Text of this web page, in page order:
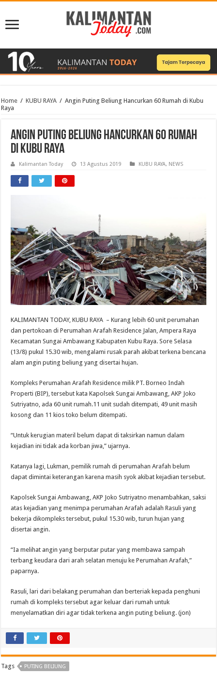
Home / KUBU RAYA / Angin Puting Beliung Hancurkan 60 Rumah di Kubu
Raya
Angin Puting Beliung Hancurkan 60 Rumah
di Kubu Raya
Kalimantan Today 13 Agustus 2019 KUBU RAYA, NEWS
KALIMANTAN TODAY, KUBU RAYA – Kurang lebih 60 unit perumahan
dan pertokoan di Perumahan Arafah Residence Jalan, Ampera Raya
Kecamatan Sungai Ambawang Kabupaten Kubu Raya. Sore Selasa
(13/8) pukul 15.30 wib, mengalami rusak parah akibat terkena bencana
alam angin puting beliung yang disertai hujan.
Kompleks Perumahan Arafah Residence milik PT. Borneo Indah
Properti (BIP), tersebut kata Kapolsek Sungai Ambawang, AKP Joko
Sutriyatno, ada 60 unit rumah.11 unit sudah ditempati, 49 unit masih
kosong dan 11 kios toko belum ditempati.
“Untuk kerugian materil belum dapat di taksirkan namun dalam
kejadian ini tidak ada korban jiwa,” ujarnya.
Katanya lagi, Lukman, pemilik rumah di perumahan Arafah belum
dapat dimintai keterangan karena masih syok akibat kejadian tersebut.
Kapolsek Sungai Ambawang, AKP Joko Sutriyatno menambahkan, saksi
atas kejadian yang menimpa perumahan Arafah adalah Rasuli yang
bekerja dikompleks tersebut, pukul 15.30 wib, turun hujan yang
disertai angin.
“Ia melihat angin yang berputar putar yang membawa sampah
terbang keudara dari arah selatan menuju ke Perumahan Arafah,”
paparnya.
Rasuli, lari dari belakang perumahan dan berteriak kepada penghuni
rumah di kompleks tersebut agar keluar dari rumah untuk
menyelamatkan diri agar tidak terkena angin puting beliung. (jon)
Tags PUTING BELIUNG